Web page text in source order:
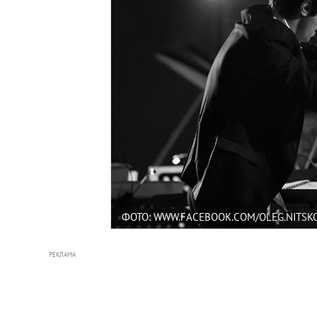
ФОТО: WWW.FACEBOOK.COM/
РЕКЛАМА